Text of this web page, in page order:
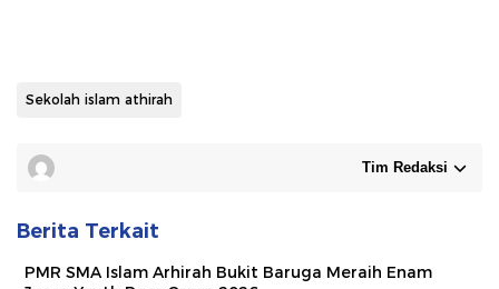
Sekolah islam athirah
Tim Redaksi
Berita Terkait
PMR SMA Islam Arhirah Bukit Baruga Meraih Enam